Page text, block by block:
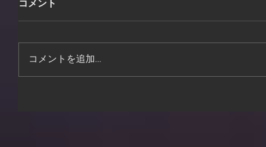
コメント
コメントを追加…